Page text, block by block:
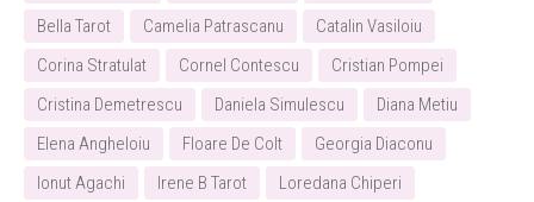
Bella Tarot
Camelia Patrascanu
Catalin Vasiloiu
Corina Stratulat
Cornel Contescu
Cristian Pompei
Cristina Demetrescu
Daniela Simulescu
Diana Metiu
Elena Angheloiu
Floare De Colt
Georgia Diaconu
Ionut Agachi
Irene B Tarot
Loredana Chiperi